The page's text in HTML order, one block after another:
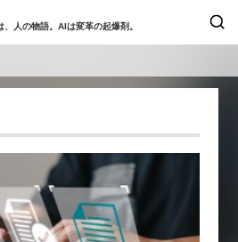
、人の物語。AIは変革の起爆剤。
日本オムニチャネル協会
トップページ
特集
検索
予定のセミナー